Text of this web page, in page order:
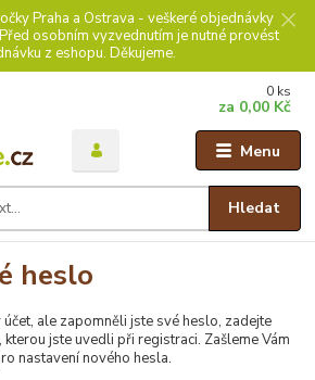
Praha a Ostrava - veškeré objednávky
osobním vyzvednutím je nutné provést
z eshopu. Děkujeme.
Menu
Hledat
0 ks
za 0,00 Kč
heslo
ale zapomněli jste své heslo, zadejte
jste uvedli při registraci. Zašleme Vám
nastavení nového hesla.